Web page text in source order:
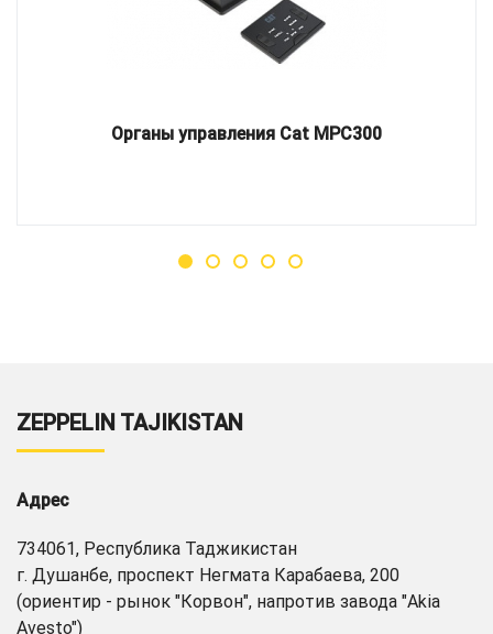
Органы управления Cat MPC300
ZEPPELIN TAJIKISTAN
Адрес
734061, Республика Таджикистан
г. Душанбе, проспект Негмата Карабаева, 200
(ориентир - рынок "Корвон", напротив завода "Akia
Avesto")